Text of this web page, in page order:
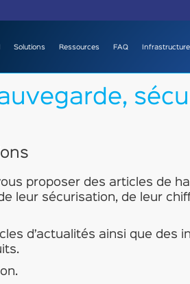
Solutions Ressources FAQ Infrastructure
proposer des articles de
leur sécurisation, de leur
d’actualités ainsi que des